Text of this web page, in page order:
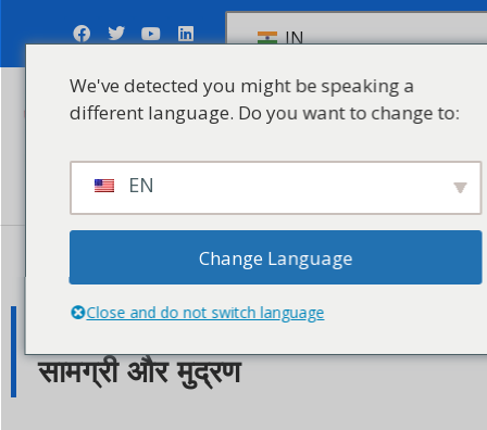
IN
जांच भेजें
24 मई, 2023
चिप्स की पैकेजिंग के लिए सर्वोत्तम
सामग्री और मुद्रण
We've detected you might be speaking a
different language. Do you want to change to:
EN
Change Language
Close and do not switch language